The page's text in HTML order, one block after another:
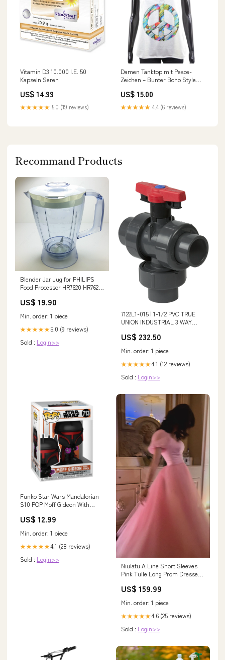
Vitamin D3 10.000 I.E. 50
Kapseln Seren
US$ 14.99
★★★★★ 5.0 (19 reviews)
Damen Tanktop mit Peace-
Zeichen – Bunter Boho Style
US$ 15.00
★★★★★ 4.4 (6 reviews)
Recommand Products
Blender Jar Jug for PHILIPS
Food Processor HR7620 HR7621
model_HD8745
US$ 19.90
Min. order: 1 piece
★★★★★5.0 (9 reviews)
Sold : Login>>
7122L1-015 | 1-1/2 PVC TRUE
UNION INDUSTRIAL 3 WAY
SOCKET EPDM | (PG:615)
US$ 232.50
Min. order: 1 piece
★★★★★4.1 (12 reviews)
Sold : Login>>
Funko Star Wars Mandalorian
S10 POP Moff Gideon With
US$ 12.99
Min. order: 1 piece
★★★★★4.1 (28 reviews)
Sold : Login>>
Niulatu A Line Short Sleeves
Pink Tulle Long Prom Dresses
260730
US$ 159.99
Min. order: 1 piece
★★★★★4.6 (25 reviews)
Sold : Login>>